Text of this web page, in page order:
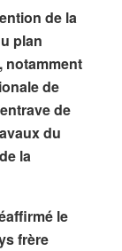
de la
plan
notamment
de
de
du
la
le
frère